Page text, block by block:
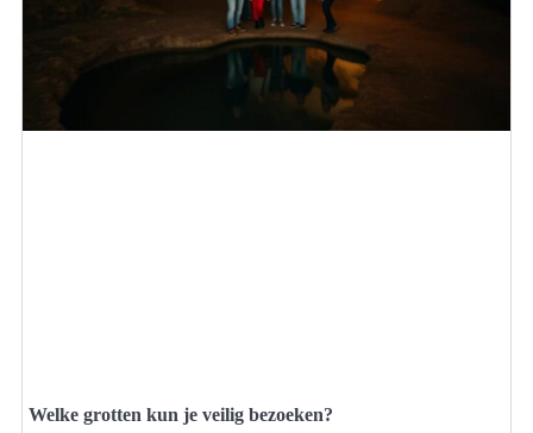
Welke grotten kun je veilig bezoeken?